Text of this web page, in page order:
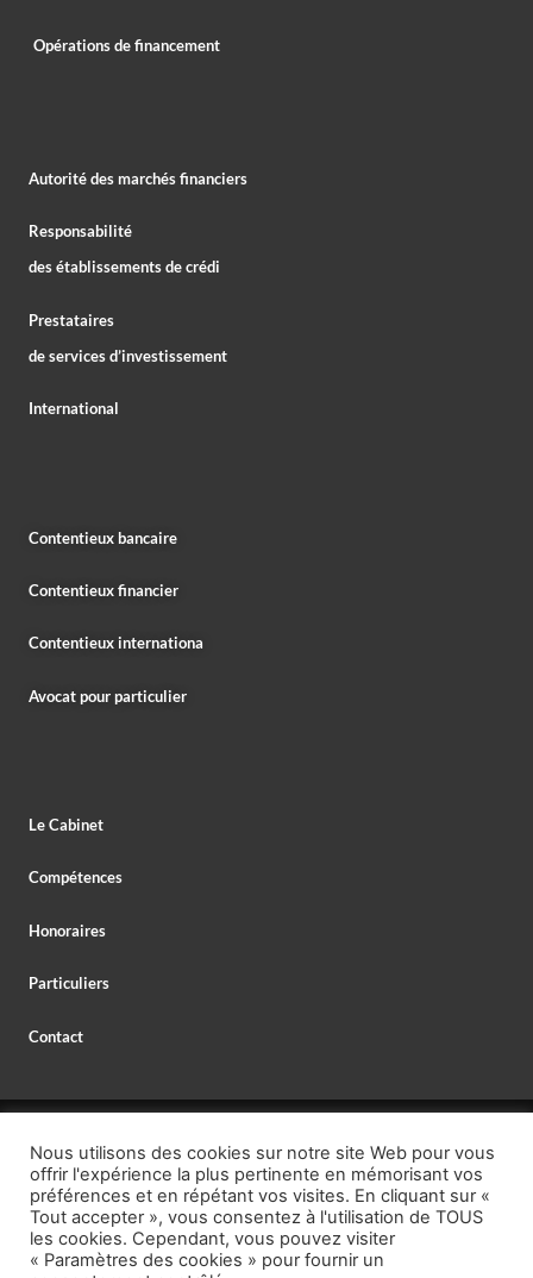
Opérations de financement
Autorité des marchés financiers
Responsabilité
des établissements de crédi
Prestataires
de services d’investissement
International
Contentieux bancaire
Contentieux financier
Contentieux internationa
Avocat pour particulier
Le Cabinet
Compétences
Honoraires
Particuliers
Contact
AVOCAT SPÉCIALISTE EN DROIT BANCAIRE,
MENTIONS LÉGALES– PROTECTION DES DONNÉES
TÉL. : +33 (0)1 40 26 95 00,
EMAIL : secretariat @ delespaul.net,
Nous utilisons des cookies sur notre site Web pour vous
offrir l'expérience la plus pertinente en mémorisant vos
préférences et en répétant vos visites. En cliquant sur «
Tout accepter », vous consentez à l'utilisation de TOUS
les cookies. Cependant, vous pouvez visiter
« Paramètres des cookies » pour fournir un